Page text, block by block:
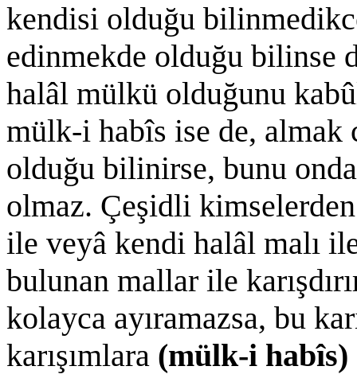
kendisi olduğu
edinmekde olduğu bilinse
halâl mülkü olduğunu
mülk-i habîs ise de,
olduğu bilinirse, bunu
olmaz. Çeşidli
ile veyâ kendi halâl malı
bulunan mallar ile
kolayca ayıramazsa, bu
karışımlara (mülk-i habîs)